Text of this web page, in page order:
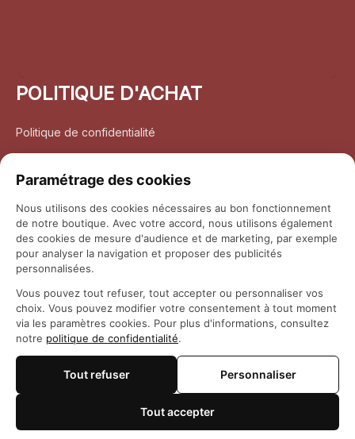
POLITIQUE D'ACHAT
Politique de confidentialité
Politique de retour et remboursement
Coordonnées
Questions fréquemment posées
© 2026 Maison Otaku
Paramétrage des cookies
Nous utilisons des cookies nécessaires au bon fonctionnement
de notre boutique. Avec votre accord, nous utilisons également
des cookies de mesure d'audience et de marketing, par exemple
pour analyser la navigation et proposer des publicités
personnalisées.
Vous pouvez tout refuser, tout accepter ou personnaliser vos
choix. Vous pouvez modifier votre consentement à tout moment
via les paramètres cookies. Pour plus d'informations, consultez
notre politique de confidentialité.
Tout refuser Personnaliser
Tout accepter